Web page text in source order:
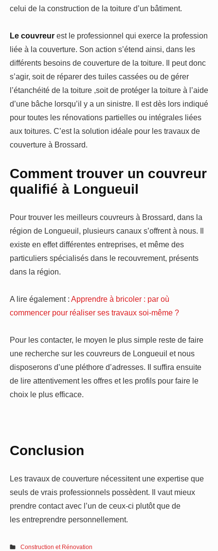
celui de la construction de la toiture d’un bâtiment.
Le couvreur est le professionnel qui exerce la profession
liée à la couverture. Son action s’étend ainsi, dans les
différents besoins de couverture de la toiture. Il peut donc
s’agir, soit de réparer des tuiles cassées ou de gérer
l’étanchéité de la toiture ,soit de protéger la toiture à l’aide
d’une bâche lorsqu’il y a un sinistre. Il est dès lors indiqué
pour toutes les rénovations partielles ou intégrales liées
aux toitures. C’est la solution idéale pour les travaux de
couverture à Brossard.
Comment trouver un couvreur
qualifié à Longueuil
Pour trouver les meilleurs couvreurs à Brossard, dans la
région de Longueuil, plusieurs canaux s’offrent à nous. Il
existe en effet différentes entreprises, et même des
particuliers spécialisés dans le recouvrement, présents
dans la région.
A lire également : Apprendre à bricoler : par où
commencer pour réaliser ses travaux soi-même ?
Pour les contacter, le moyen le plus simple reste de faire
une recherche sur les couvreurs de Longueuil et nous
disposerons d’une pléthore d’adresses. Il suffira ensuite
de lire attentivement les offres et les profils pour faire le
choix le plus efficace.
Conclusion
Les travaux de couverture nécessitent une expertise que
seuls de vrais professionnels possèdent. Il vaut mieux
prendre contact avec l’un de ceux-ci plutôt que de
les entreprendre personnellement.
Construction et Rénovation